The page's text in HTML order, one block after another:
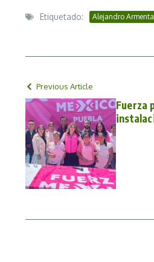
Etiquetado: Alejandro Armenta
Previous Article
Fuerza